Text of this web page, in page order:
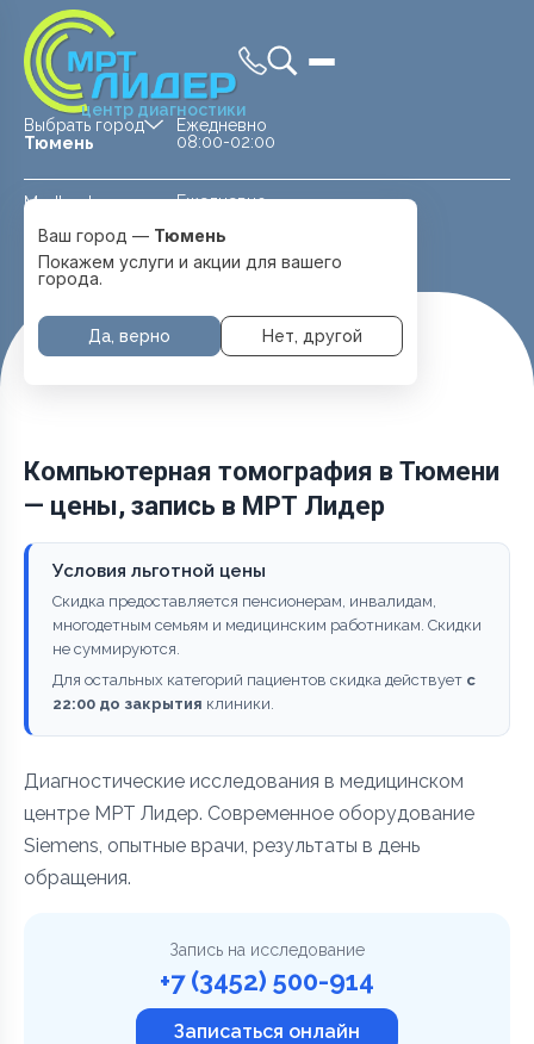
центр диагностики
Выбрать город
Тюмень
Medland —
Тюмень
Ежедневно
08:00-02:00
Ежедневно
Перейти
Ваш город — Тюмень
Покажем услуги и акции для вашего
города.
Да, верно Нет, другой
Главная Услуги и цены
Компьютерная томография в Тюмени
— цены, запись в МРТ Лидер
Условия льготной цены
Скидка предоставляется пенсионерам, инвалидам,
многодетным семьям и медицинским работникам. Скидки
не суммируются.
Для остальных категорий пациентов скидка действует с
22:00 до закрытия клиники.
Диагностические исследования в медицинском
центре МРТ Лидер. Современное оборудование
Siemens, опытные врачи, результаты в день
обращения.
Запись на исследование
+7 (3452) 500-914
Записаться онлайн